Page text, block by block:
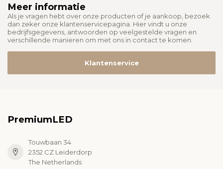
Meer informatie
Als je vragen hebt over onze producten of je aankoop, bezoek
dan zeker onze klantenservicepagina. Hier vindt u onze
bedrijfsgegevens, antwoorden op veelgestelde vragen en
verschillende manieren om met ons in contact te komen.
Klantenservice
PremiumLED
Touwbaan 34
2352 CZ Leiderdorp
The Netherlands